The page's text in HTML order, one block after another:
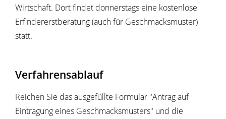
Wirtschaft. Dort findet donnerstags eine kostenlose
Erfindererstberatung (auch für Geschmacksmuster)
statt.
Verfahrensablauf
Reichen Sie das ausgefüllte Formular "Antrag auf
Eintragung eines Geschmacksmusters" und die